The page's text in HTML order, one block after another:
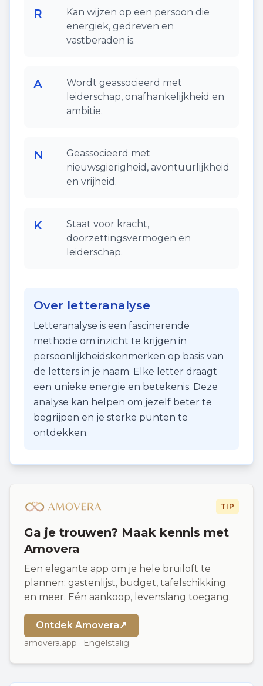
R
Kan wijzen op een persoon die
energiek, gedreven en
vastberaden is.
A
Wordt geassocieerd met
leiderschap, onafhankelijkheid en
ambitie.
N
Geassocieerd met
nieuwsgierigheid, avontuurlijkheid
en vrijheid.
K
Staat voor kracht,
doorzettingsvermogen en
leiderschap.
Over letteranalyse
Letteranalyse is een fascinerende
methode om inzicht te krijgen in
persoonlijkheidskenmerken op basis van
de letters in je naam. Elke letter draagt
een unieke energie en betekenis. Deze
analyse kan helpen om jezelf beter te
begrijpen en je sterke punten te
ontdekken.
TIP
Ga je trouwen? Maak kennis met
Amovera
Een elegante app om je hele bruiloft te
plannen: gastenlijst, budget, tafelschikking
en meer. Eén aankoop, levenslang toegang.
Ontdek Amovera↗
amovera.app · Engelstalig